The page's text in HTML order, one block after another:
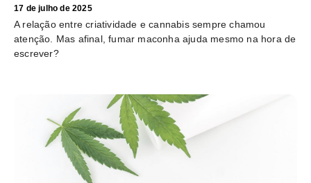
17 de julho de 2025
A relação entre criatividade e cannabis sempre chamou
atenção. Mas afinal, fumar maconha ajuda mesmo na hora de
escrever?